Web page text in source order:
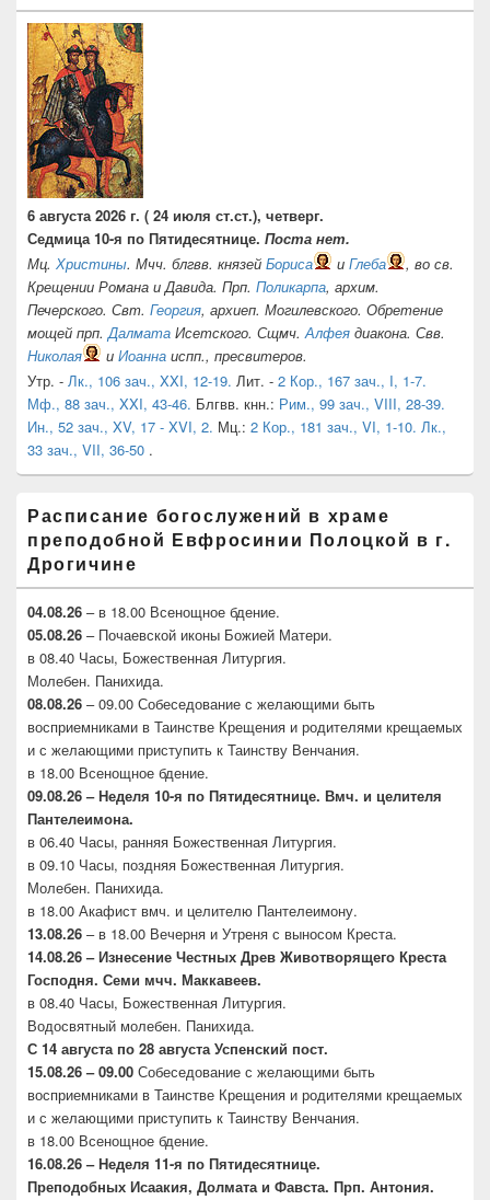
6 августа 2026 г. ( 24 июля ст.ст.), четверг.
Седмица 10-я по Пятидесятнице. Поста нет.
Мц. Христины. Мчч. блгвв. князей Бориса и Глеба
, во св.
Крещении Романа и Давида. Прп. Поликарпа, архим.
Печерского. Свт. Георгия, архиеп. Могилевского. Обретение
мощей прп. Далмата Исетского. Сщмч. Алфея диакона. Свв.
Николая
и Иоанна испп., пресвитеров.
Утр. - Лк., 106 зач., XXI, 12-19. Лит. - 2 Кор., 167 зач., I, 1-7.
Мф., 88 зач., XXI, 43-46. Блгвв. кнн.: Рим., 99 зач., VIII, 28-39.
Ин., 52 зач., XV, 17 - XVI, 2. Мц.: 2 Кор., 181 зач., VI, 1-10. Лк.,
33 зач., VII, 36-50 .
Расписание богослужений в храме
преподобной Евфросинии Полоцкой в г.
Дрогичине
04.08.26 – в 18.00 Всенощное бдение.
05.08.26 – Почаевской иконы Божией Матери.
в 08.40 Часы, Божественная Литургия.
Молебен. Панихида.
08.08.26 – 09.00 Собеседование с желающими быть
восприемниками в Таинстве Крещения и родителями крещаемых
и с желающими приступить к Таинству Венчания.
в 18.00 Всенощное бдение.
09.08.26 – Неделя 10-я по Пятидесятнице. Вмч. и целителя
Пантелеимона.
в 06.40 Часы, ранняя Божественная Литургия.
в 09.10 Часы, поздняя Божественная Литургия.
Молебен. Панихида.
в 18.00 Акафист вмч. и целителю Пантелеимону.
13.08.26 – в 18.00 Вечерня и Утреня с выносом Креста.
14.08.26 – Изнесение Честных Древ Животворящего Креста
Господня. Семи мчч. Маккавеев.
в 08.40 Часы, Божественная Литургия.
Водосвятный молебен. Панихида.
С 14 августа по 28 августа Успенский пост.
15.08.26 – 09.00 Собеседование с желающими быть
восприемниками в Таинстве Крещения и родителями крещаемых
и с желающими приступить к Таинству Венчания.
в 18.00 Всенощное бдение.
16.08.26 – Неделя 11-я по Пятидесятнице.
Преподобных Исаакия, Долмата и Фавста. Прп. Антония.